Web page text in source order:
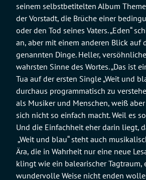
seinem selbstbetitelten Album
der Vorstadt, die Brüche einer
oder den Tod seines Vaters. „Eden“
an, aber mit einem anderen Blick auf
genannten Dinge. Heller,
wahrsten Sinne des Wortes. „Das ist
Tua auf der ersten Single „Weit und
durchaus programmatisch zu
als Musiker und Menschen, weiß aber
sich nicht so einfach macht. Weil es
Und die Einfachheit eher darin liegt,
„Weit und blau“ steht auch
Ära, die in Wahrheit nur eine neue
klingt wie ein balearischer Tagtraum,
wundervolle Weise nicht enden